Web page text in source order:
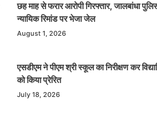
छह माह से फरार आरोपी गिरफ्तार, जालबांधा
न्यायिक रिमांड पर भेजा जेल
August 1, 2026
एसडीएम ने पीएम श्री स्कूल का निरीक्षण कर
को किया प्रेरित
July 18, 2026